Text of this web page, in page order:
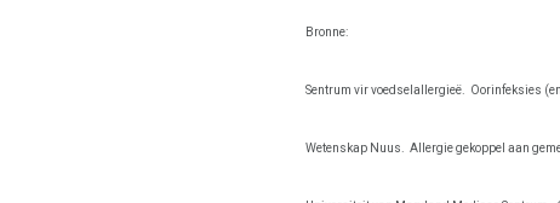
Bronne:
Sentrum vir voedselallergieë. Oorinfeksies
Wetenskap Nuus. Allergie gekoppel aan